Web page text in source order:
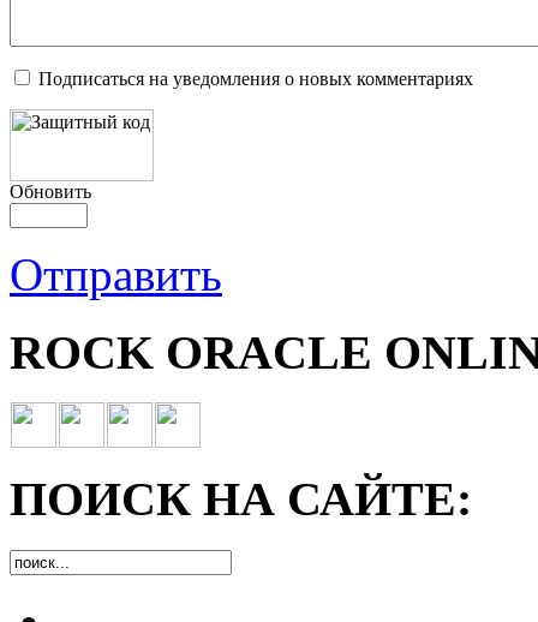
Подписаться на уведомления о новых комментариях
Обновить
Отправить
ROCK ORACLE
ПОИСК НА САЙТЕ: